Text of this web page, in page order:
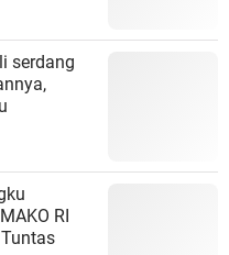
serdang
RI